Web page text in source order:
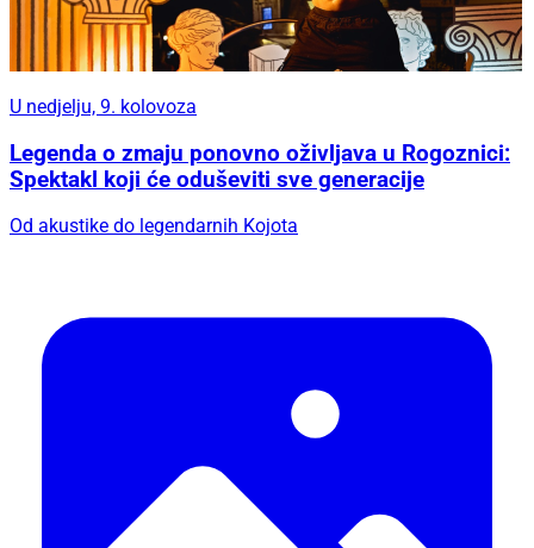
U nedjelju, 9. kolovoza
Legenda o zmaju ponovno oživljava u Rogoznici:
Spektakl koji će oduševiti sve generacije
Od akustike do legendarnih Kojota